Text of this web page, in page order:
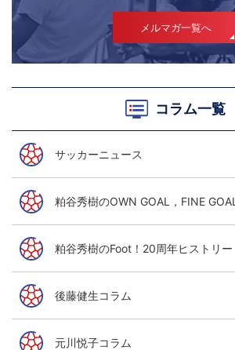
メルマガ一覧へ
コラム一覧
サッカーニュース
粕谷秀樹のOWN GOAL，FINE GOAL
粕谷秀樹のFoot！20周年ヒストリー
後藤健生コラム
元川悦子コラム